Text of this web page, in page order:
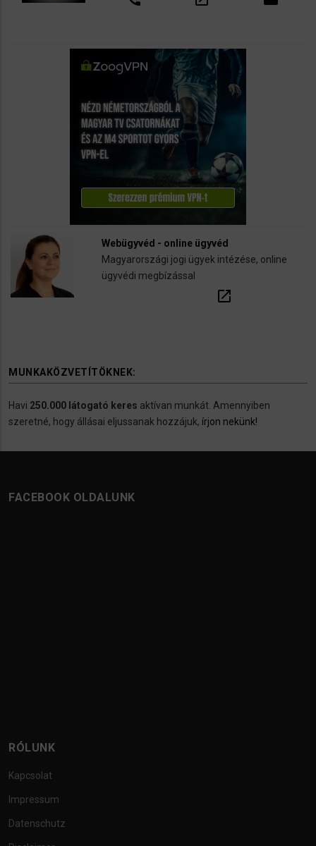
Webügyvéd - online ügyvéd
Magyarországi jogi ügyek intézése, online
ügyvédi megbízással
open_in_new
MUNKAKÖZVETÍTÖKNEK:
Havi 250.000 látogató keres aktívan munkát. Amennyiben
szeretné, hogy állásai eljussanak hozzájuk, írjon nekünk!
FACEBOOK OLDALUNK
RÓLUNK
Kapcsolat
Impressum
Datenschutz